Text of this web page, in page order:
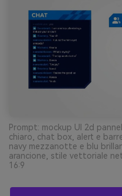
Prompt: mockup UI 2d
chiaro, chat box, alert e
navy mezzanotte e blu
arancione, stile vettoriale
16:9